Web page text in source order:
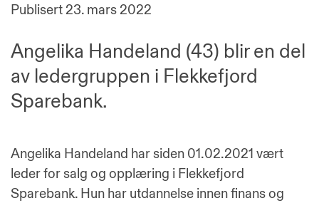
Publisert 23. mars 2022
Angelika Handeland (43) blir en del
av ledergruppen i Flekkefjord
Sparebank.
Angelika Handeland har siden 01.02.2021 vært
leder for salg og opplæring i Flekkefjord
Sparebank. Hun har utdannelse innen finans og